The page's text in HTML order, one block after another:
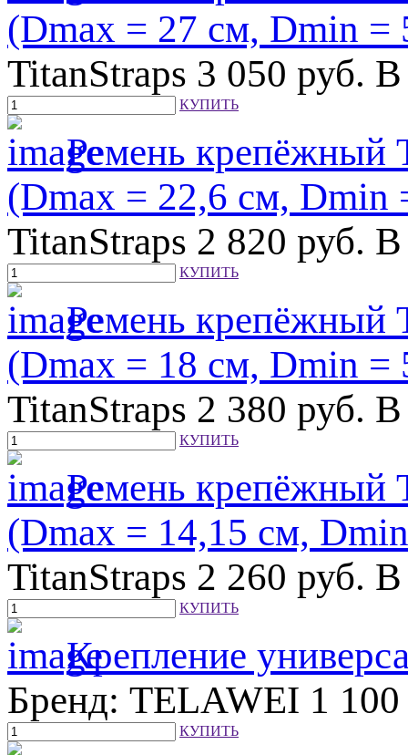
(Dmax = 27 см, Dmin =
TitanStraps 3 050 руб. В
КУПИТЬ
Ремень крепёжный
(Dmax = 22,6 см, Dmin
TitanStraps 2 820 руб. В
КУПИТЬ
Ремень крепёжный
(Dmax = 18 см, Dmin =
TitanStraps 2 380 руб. В
КУПИТЬ
Ремень крепёжный
(Dmax = 14,15 см,
TitanStraps 2 260 руб. В
КУПИТЬ
Крепление
Бренд: TELAWEI 1
КУПИТЬ